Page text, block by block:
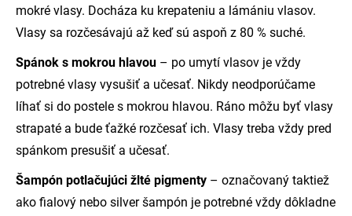
mokré vlasy. Docháza ku krepateniu a lámániu vlasov.
Vlasy sa rozčesávajú až keď sú aspoň z 80 % suché.
Spánok s mokrou hlavou – po umytí vlasov je vždy
potrebné vlasy vysušiť a učesať. Nikdy neodporúčame
líhať si do postele s mokrou hlavou. Ráno môžu byť vlasy
strapaté a bude ťažké rozčesať ich. Vlasy treba vždy pred
spánkom presušiť a učesať.
Šampón potlačujúci žlté pigmenty – označovaný taktiež
ako fialový nebo silver šampón je potrebné vždy dôkladne